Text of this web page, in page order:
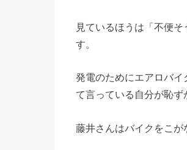
見ているほうは「不便
す。
発電のためにエアロバ
て言っている自分が恥ず
藤井さんはバイクをこが